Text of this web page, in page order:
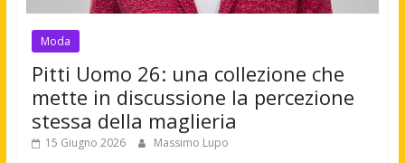
Moda
Pitti Uomo 26: una collezione che
mette in discussione la percezione
stessa della maglieria
15 Giugno 2026 Massimo Lupo